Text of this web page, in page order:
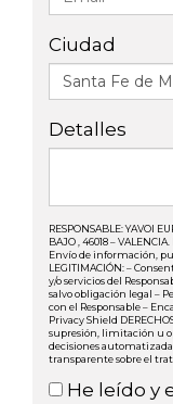
Ciudad
Detalles
RESPONSABLE: YAVOI
BAJO , 46018 –
Envío de información,
LEGITIMACIÓN: –
y/o servicios del
salvo obligación legal –
con el Responsable –
Privacy Shield
supresión, limitación u
decisiones
transparente sobre el
He leído y